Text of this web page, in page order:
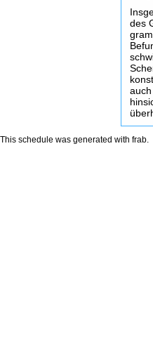
des
This schedule was generated with frab.